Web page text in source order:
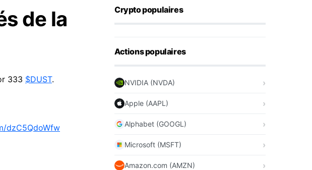
de la
333 $DUST.
dzC5QdoWfw
Crypto populaires
Actions populaires
NVIDIA (NVDA)
Apple (AAPL)
Alphabet (GOOGL)
Microsoft (MSFT)
Amazon.com (AMZN)